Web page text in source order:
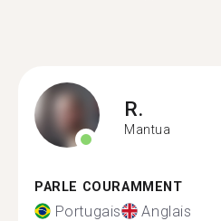
R.
Mantua
PARLE COURAMMENT
Portugais Anglais